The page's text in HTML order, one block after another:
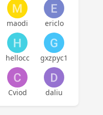
maodi ericlo
hellocc gxzpyc1
Cviod daliu